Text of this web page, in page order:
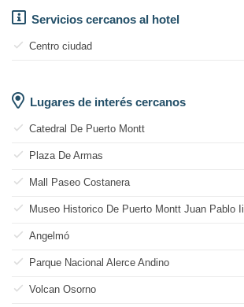
Servicios cercanos al hotel
Centro ciudad
Lugares de interés cercanos
Catedral De Puerto Montt
Plaza De Armas
Mall Paseo Costanera
Museo Historico De Puerto Montt Juan Pablo Ii
Angelmó
Parque Nacional Alerce Andino
Volcan Osorno